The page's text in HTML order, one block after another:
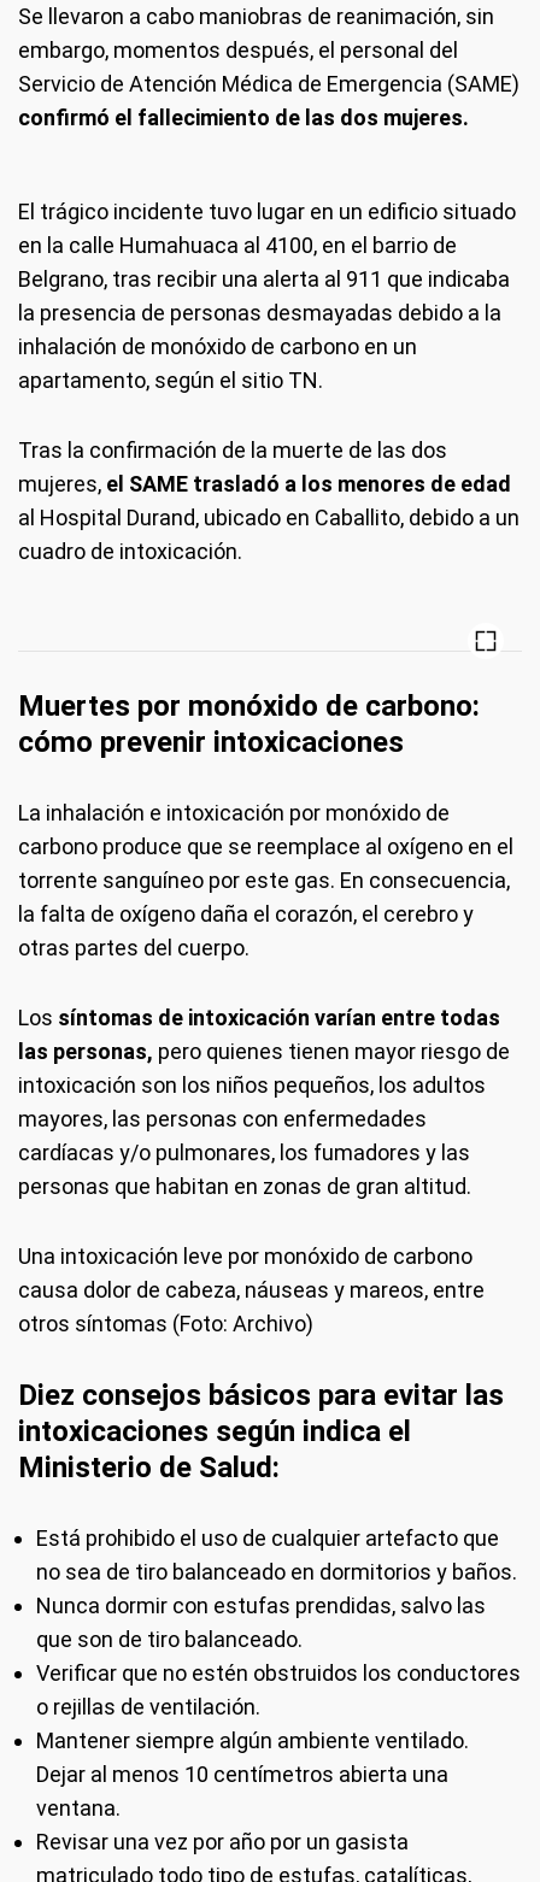
Se llevaron a cabo maniobras de reanimación, sin
embargo, momentos después, el personal del
Servicio de Atención Médica de Emergencia (SAME)
confirmó el fallecimiento de las dos mujeres.
El trágico incidente tuvo lugar en un edificio situado
en la calle Humahuaca al 4100, en el barrio de
Belgrano, tras recibir una alerta al 911 que indicaba
la presencia de personas desmayadas debido a la
inhalación de monóxido de carbono en un
apartamento, según el sitio TN.
Tras la confirmación de la muerte de las dos
mujeres, el SAME trasladó a los menores de edad
al Hospital Durand, ubicado en Caballito, debido a un
cuadro de intoxicación.
Muertes por monóxido de carbono:
cómo prevenir intoxicaciones
La inhalación e intoxicación por monóxido de
carbono produce que se reemplace al oxígeno en el
torrente sanguíneo por este gas. En consecuencia,
la falta de oxígeno daña el corazón, el cerebro y
otras partes del cuerpo.
Los síntomas de intoxicación varían entre todas
las personas, pero quienes tienen mayor riesgo de
intoxicación son los niños pequeños, los adultos
mayores, las personas con enfermedades
cardíacas y/o pulmonares, los fumadores y las
personas que habitan en zonas de gran altitud.
Una intoxicación leve por monóxido de carbono
causa dolor de cabeza, náuseas y mareos, entre
otros síntomas (Foto: Archivo)
Diez consejos básicos para evitar las
intoxicaciones según indica el
Ministerio de Salud:
Está prohibido el uso de cualquier artefacto que
no sea de tiro balanceado en dormitorios y baños.
Nunca dormir con estufas prendidas, salvo las
que son de tiro balanceado.
Verificar que no estén obstruidos los conductores
o rejillas de ventilación.
Mantener siempre algún ambiente ventilado.
Dejar al menos 10 centímetros abierta una
ventana.
Revisar una vez por año por un gasista
matriculado todo tipo de estufas, catalíticas,